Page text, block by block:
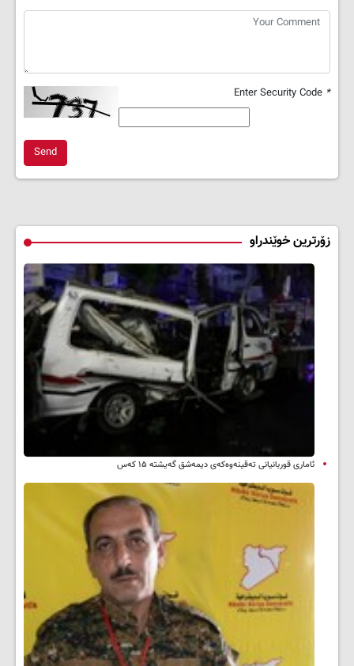
*
Send
زۆرترین خوێندراو
ئاماری قوربانیانی تەقینەوەکەی دیمەشق گەیشتە ۱۵ کەس